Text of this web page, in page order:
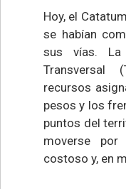
Hoy, el
se habían
sus vías. La
Transversal
recursos
pesos y los
puntos del
moverse
costoso y, en